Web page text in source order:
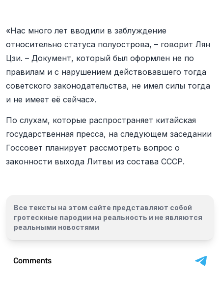
«Нас много лет вводили в заблуждение
относительно статуса полуострова, – говорит Лян
Цзи. – Документ, который был оформлен не по
правилам и с нарушением действовавшего тогда
советского законодательства, не имел силы тогда
и не имеет её сейчас».
По слухам, которые распространяет китайская
государственная пресса, на следующем заседании
Госсовет планирует рассмотреть вопрос о
законности выхода Литвы из состава СССР.
Все тексты на этом сайте представляют собой
гротескные пародии на реальность и не являются
реальными новостями